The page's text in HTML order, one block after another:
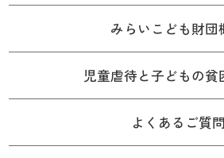
みらいこども財団
児童虐待と子どもの貧
よくあるご質問